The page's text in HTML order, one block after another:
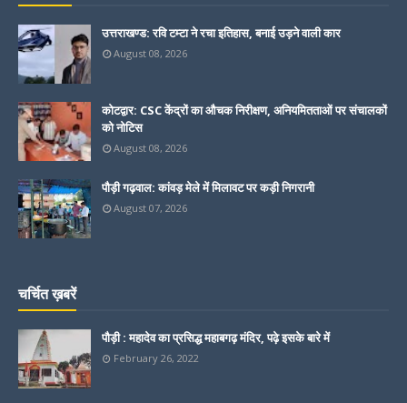
उत्तराखण्ड: रवि टम्टा ने रचा इतिहास, बनाई उड़ने वाली कार
August 08, 2026
कोटद्वार: CSC केंद्रों का औचक निरीक्षण, अनियमितताओं पर संचालकों
को नोटिस
August 08, 2026
पौड़ी गढ़वाल: कांवड़ मेले में मिलावट पर कड़ी निगरानी
August 07, 2026
चर्चित ख़बरें
पौड़ी : महादेव का प्रसिद्ध महाबगढ़ मंदिर, पढ़े इसके बारे में
February 26, 2022